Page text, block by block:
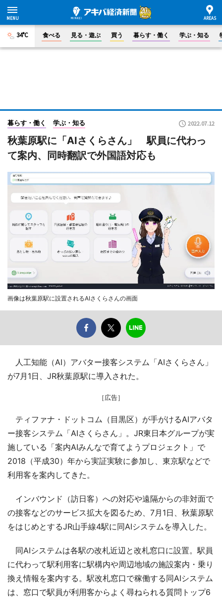
34°C 食べる 見る・遊ぶ 買う 暮らす・働く 学ぶ・知る
暮らす・働く 学ぶ・知る 2022.07.12
秋葉原駅に「AIさくらさん」 駅員に代わっ
て案内、同時翻訳で外国語対応も
画像は秋葉原駅に設置されるAIさくらさんの画面
人工知能（AI）アバター接客システム「AIさくらさん」
が7月1日、JR秋葉原駅に導入された。
［広告］
ティファナ・ドットコム（目黒区）が手がけるAIアバタ
ー接客システム「AIさくらさん」。JR東日本グループが実
施している「案内AIみんなで育てようプロジェクト」で
2018（平成30）年から実証実験に参加し、東京駅などで
利用客を案内してきた。
インバウンド（訪日客）への対応や遠隔からの非対面で
の接客などのサービス拡大を図るため、7月1日、秋葉原駅
をはじめとするJR山手線4駅に同AIシステムを導入した。
同AIシステムは各駅の改札近辺と改札窓口に設置。駅員
に代わって駅利用客に駅構内や周辺地域の施設案内・乗り
換え情報を案内する。駅改札窓口で稼働する同AIシステム
は、窓口で駅員が利用客からよく尋ねられる質問トップ6